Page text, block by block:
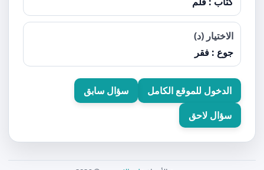
الاختيار (د)
جوع : فقر
الدخول للموقع الكامل
سؤال سابق
سؤال لاحق